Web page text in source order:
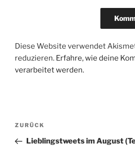
Diese Website verwendet
reduzieren. Erfahre, wie deine
verarbeitet werden.
Beitragsnavigation
Vorheriger
Beitrag
ZURÜCK
Lieblingstweets im August